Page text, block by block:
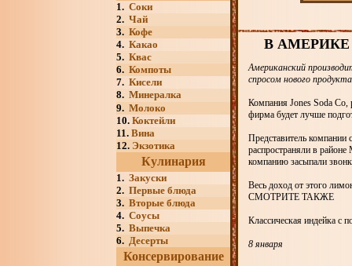
1. Соки
2. Чай
3. Кофе
4. Какао
5. Квас
6. Компоты
7. Кисели
8. Минералка
9. Молоко
10. Коктейли
11. Вина
12. Экзотика
Кулинария
1. Закуски
2. Первые блюда
3. Вторые блюда
4. Соусы
5. Выпечка
6. Десерты
Консервирование
В
Американский
спросом нового
Компания Jones Soda Co,
фирма будет лучше
Представитель
распространяли в
компанию засыпали
Весь доход от этого
СМОТРИТЕ ТАКЖЕ
Классическая индейка с
8 января